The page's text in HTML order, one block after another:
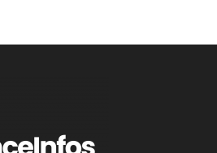
Nigeria,